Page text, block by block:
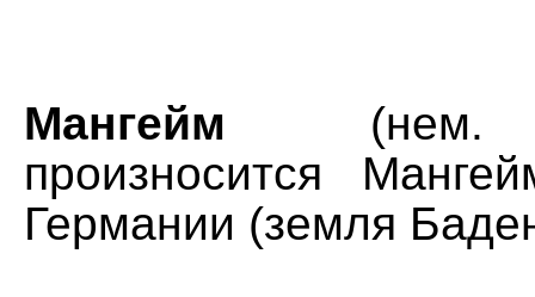
Мангейм
произносится
Германии (земля